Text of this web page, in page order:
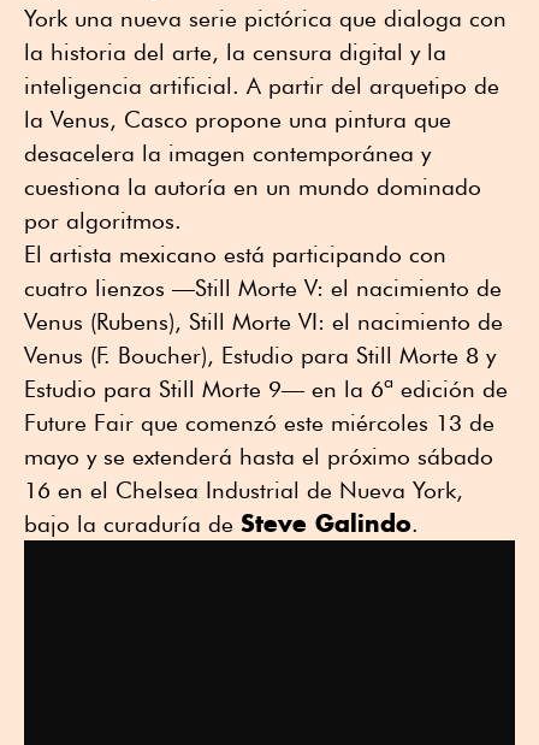
York una nueva serie pictórica que dialoga con
la historia del arte, la censura digital y la
inteligencia artificial. A partir del arquetipo de
la Venus, Casco propone una pintura que
desacelera la imagen contemporánea y
cuestiona la autoría en un mundo dominado
por algoritmos.
El artista mexicano está participando con
cuatro lienzos —Still Morte V: el nacimiento de
Venus (Rubens), Still Morte VI: el nacimiento de
Venus (F. Boucher), Estudio para Still Morte 8 y
Estudio para Still Morte 9— en la 6ª edición de
Future Fair que comenzó este miércoles 13 de
mayo y se extenderá hasta el próximo sábado
16 en el Chelsea Industrial de Nueva York,
bajo la curaduría de Steve Galindo.